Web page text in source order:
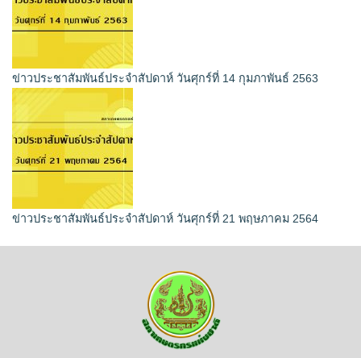
ข่าวประชาสัมพันธ์ประจำสัปดาห์ วันศุกร์ที่ 14 กุมภาพันธ์ 2563
ข่าวประชาสัมพันธ์ประจำสัปดาห์ วันศุกร์ที่ 21 พฤษภาคม 2564